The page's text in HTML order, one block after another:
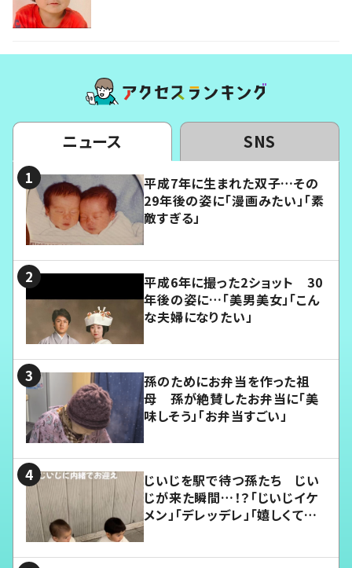
ニュース SNS
平成7年に生まれた双子…その
29年後の姿に「漫画みたい」「素
敵すぎる」
平成6年に撮った2ショット 30
年後の姿に…「美男美女」「こん
な夫婦になりたい」
孫のためにお弁当を作った祖
母 孫が絶賛したお弁当に「美
味しそう」「お弁当すごい」
じいじを駅で待つ孫たち じい
じが来た瞬間…！？「じいじイケ
メン」「デレッデレ」「嬉しくて可